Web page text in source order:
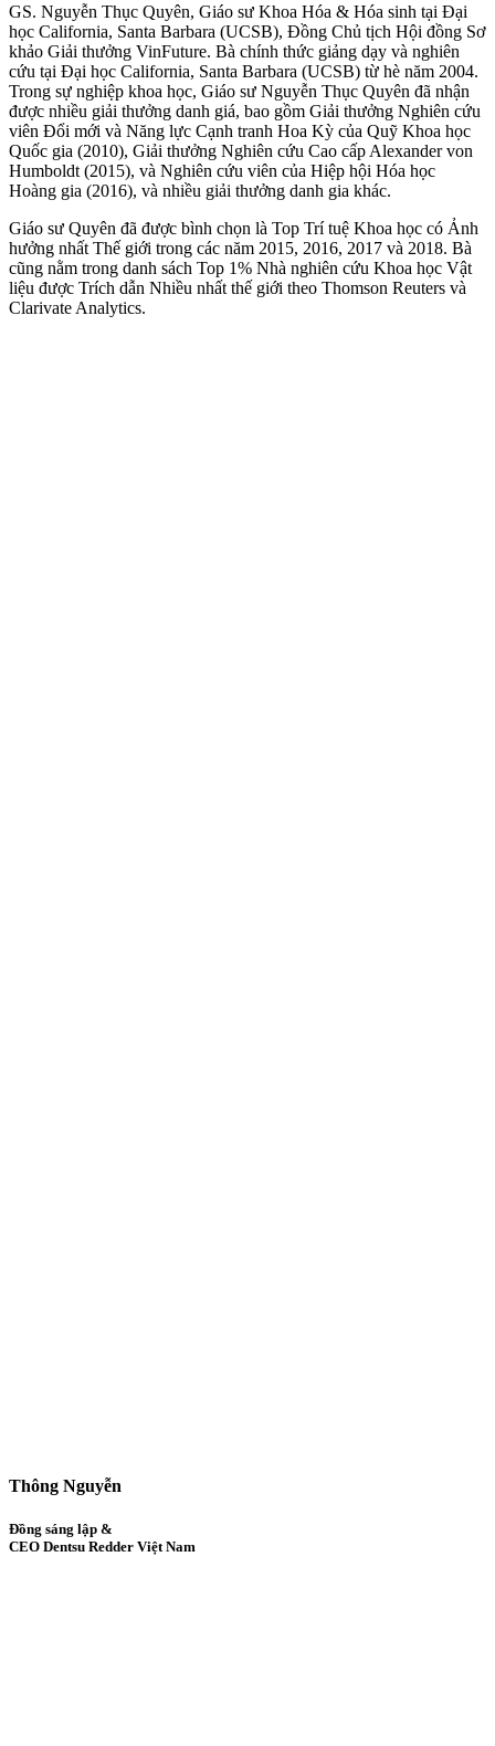
GS. Nguyễn Thục Quyên, Giáo sư Khoa Hóa & Hóa sinh tại Đại
học California, Santa Barbara (UCSB), Đồng Chủ tịch Hội đồng Sơ
khảo Giải thưởng VinFuture. Bà chính thức giảng dạy và nghiên
cứu tại Đại học California, Santa Barbara (UCSB) từ hè năm 2004.
Trong sự nghiệp khoa học, Giáo sư Nguyễn Thục Quyên đã nhận
được nhiều giải thưởng danh giá, bao gồm Giải thưởng Nghiên cứu
viên Đổi mới và Năng lực Cạnh tranh Hoa Kỳ của Quỹ Khoa học
Quốc gia (2010), Giải thưởng Nghiên cứu Cao cấp Alexander von
Humboldt (2015), và Nghiên cứu viên của Hiệp hội Hóa học
Hoàng gia (2016), và nhiều giải thưởng danh gia khác.
Giáo sư Quyên đã được bình chọn là Top Trí tuệ Khoa học có Ảnh
hưởng nhất Thế giới trong các năm 2015, 2016, 2017 và 2018. Bà
cũng nằm trong danh sách Top 1% Nhà nghiên cứu Khoa học Vật
liệu được Trích dẫn Nhiều nhất thế giới theo Thomson Reuters và
Clarivate Analytics.
Thông Nguyễn
Đồng sáng lập &
CEO Dentsu Redder Việt Nam